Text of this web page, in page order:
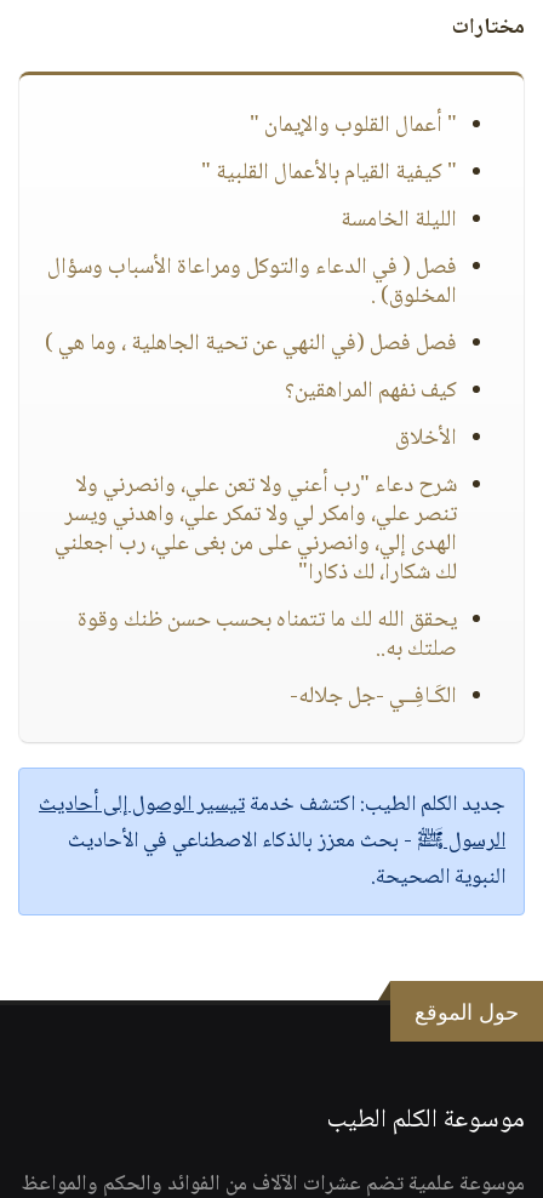
مختارات
" أعمال القلوب والإيمان "
" كيفية القيام بالأعمال القلبية "
الليلة الخامسة
فصل ( في الدعاء والتوكل ومراعاة الأسباب وسؤال
المخلوق) .
فصل فصل (في النهي عن تحية الجاهلية ، وما هي )
كيف نفهم المراهقين؟
الأخلاق
شرح دعاء "رب أعني ولا تعن علي، وانصرني ولا
تنصر علي، وامكر لي ولا تمكر علي، واهدني ويسر
الهدى إلي، وانصرني على من بغى علي، رب اجعلني
لك شكارا، لك ذكارا"
يحقق الله لك ما تتمناه بحسب حسن ظنك وقوة
صلتك به..
الكَـافِــي -جل جلاله-
جديد الكلم الطيب:اكتشف خدمةتيسير الوصول إلى أحاديث
الرسول ﷺ - بحث معزز بالذكاء الاصطناعي في الأحاديث
النبوية الصحيحة.
حول الموقع
موسوعة الكلم الطيب
موسوعة علمية تضم عشرات الآلاف من الفوائد والحكم والمواعظ